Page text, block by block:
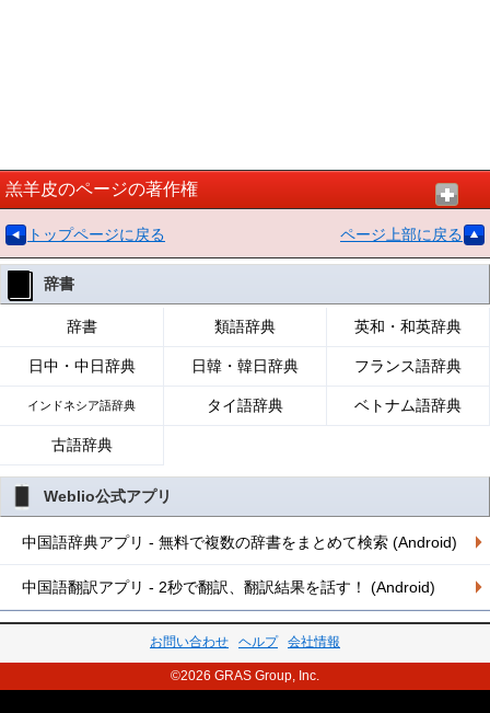
羔羊皮のページの著作権
トップページに戻る ページ上部に戻る
辞書
辞書 類語辞典 英和・和英辞典
日中・中日辞典 日韓・韓日辞典 フランス語辞典
インドネシア語辞典 タイ語辞典 ベトナム語辞典
古語辞典
Weblio公式アプリ
中国語辞典アプリ - 無料で複数の辞書をまとめて検索 (Android)
中国語翻訳アプリ - 2秒で翻訳、翻訳結果を話す！ (Android)
お問い合わせ ヘルプ 会社情報
©2026 GRAS Group, Inc.